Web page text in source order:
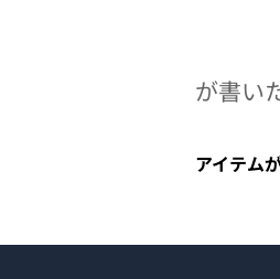
が書い
アイテム